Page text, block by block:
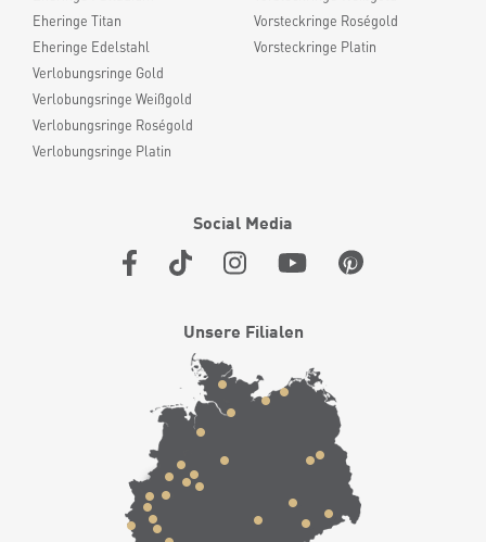
Eheringe Titan
Eheringe Edelstahl
Verlobungsringe Gold
Verlobungsringe Weißgold
Verlobungsringe Roségold
Verlobungsringe Platin
Vorsteckringe Roségold
Vorsteckringe Platin
Social Media
Unsere Filialen